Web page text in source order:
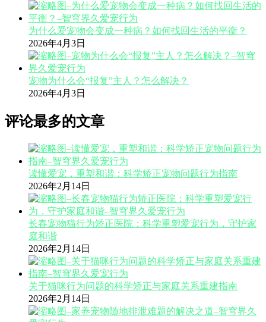
为什么爱宠物会变成一种病？如何找回生活的平衡？
2026年4月3日
宠物为什么会“报复”主人？怎么解决？
2026年4月3日
评论最多的文章
读懂爱宠，重塑和谐：科学矫正宠物问题行为指南
2026年2月14日
长春宠物猫行为矫正医院：科学重塑爱宠行为，守护家
庭和谐
2026年2月14日
关于猫咪行为问题的科学矫正与家庭关系重建指南
2026年2月14日